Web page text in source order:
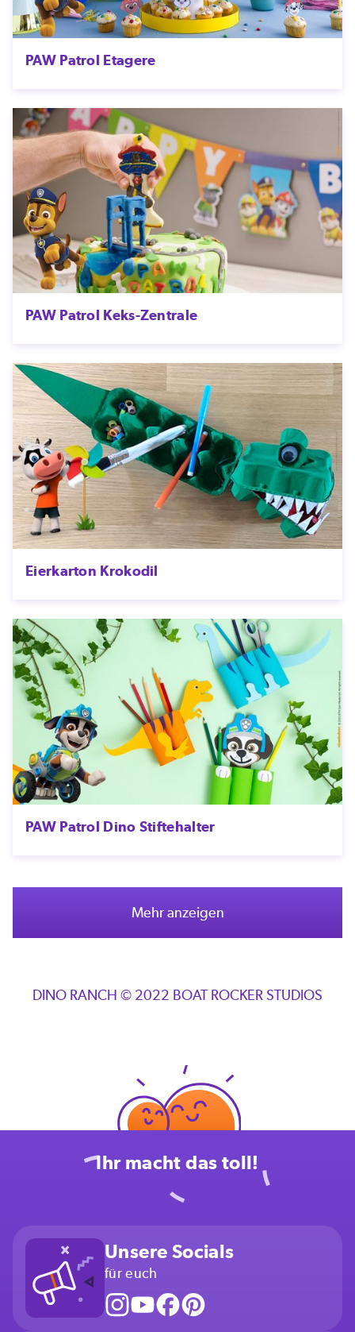
PAW Patrol Etagere
PAW Patrol Keks-Zentrale
Eierkarton Krokodil
PAW Patrol Dino Stiftehalter
Mehr anzeigen
DINO RANCH © 2022 BOAT ROCKER STUDIOS
Ihr macht das toll!
Unsere Socials
für euch